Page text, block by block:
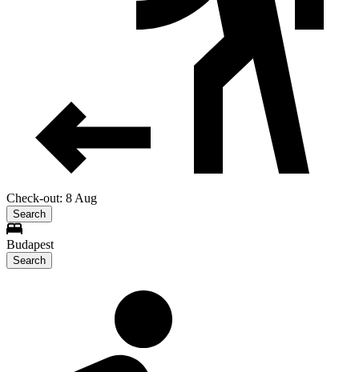
Check-out: 8 Aug
Search
Budapest
Search